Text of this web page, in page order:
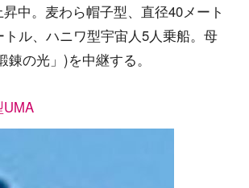
中。麦わら帽子型、直径40メート
トル、ハニワ型宇宙人5人乗船。母
の光」)を中継する。